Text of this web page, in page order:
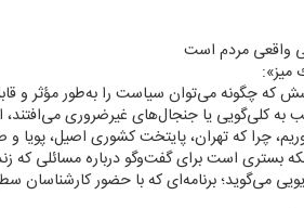
واقعی مردم است
میز»:
چگونه می‌توان سیاست را به‌طور مؤثر و
به كلی‌گویی یا جنجال‌های غیرضروری
چرا كه تهران، پایتخت كشوری اصیل،
بستری است برای گفت‌وگو درباره مسائلی كه
می‌گوید؛ برنامه‌ای كه با حضور